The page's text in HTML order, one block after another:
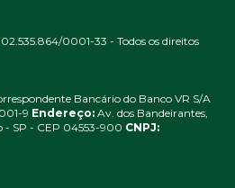
0001-33 - Todos os direitos
Bancário do Banco VR S/A
9 Endereço: Av. dos Bandeirantes,
- SP - CEP 04553-900 CNPJ: